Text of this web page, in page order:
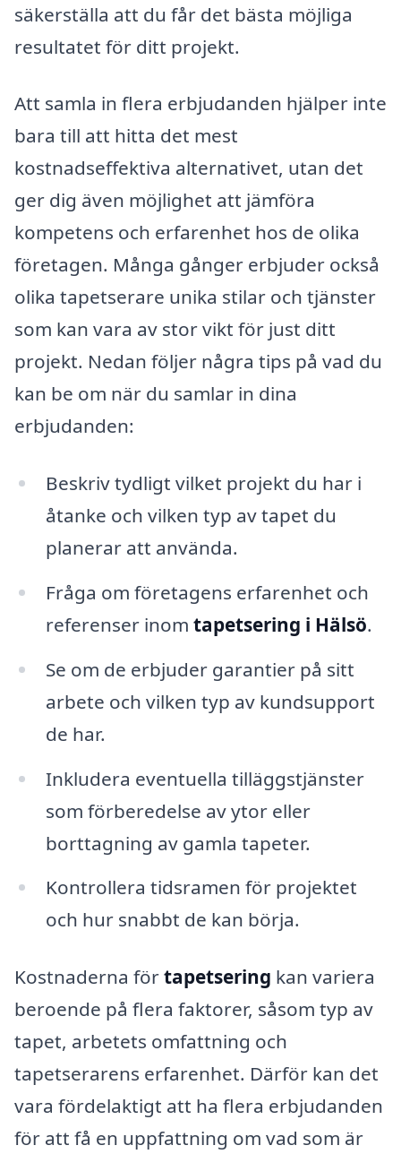
säkerställa att du får det bästa möjliga
resultatet för ditt projekt.
Att samla in flera erbjudanden hjälper inte
bara till att hitta det mest
kostnadseffektiva alternativet, utan det
ger dig även möjlighet att jämföra
kompetens och erfarenhet hos de olika
företagen. Många gånger erbjuder också
olika tapetserare unika stilar och tjänster
som kan vara av stor vikt för just ditt
projekt. Nedan följer några tips på vad du
kan be om när du samlar in dina
erbjudanden:
Beskriv tydligt vilket projekt du har i
åtanke och vilken typ av tapet du
planerar att använda.
Fråga om företagens erfarenhet och
referenser inom tapetsering i Hälsö.
Se om de erbjuder garantier på sitt
arbete och vilken typ av kundsupport
de har.
Inkludera eventuella tilläggstjänster
som förberedelse av ytor eller
borttagning av gamla tapeter.
Kontrollera tidsramen för projektet
och hur snabbt de kan börja.
Kostnaderna förtapetsering kan variera
beroende på flera faktorer, såsom typ av
tapet, arbetets omfattning och
tapetserarens erfarenhet. Därför kan det
vara fördelaktigt att ha flera erbjudanden
för att få en uppfattning om vad som är